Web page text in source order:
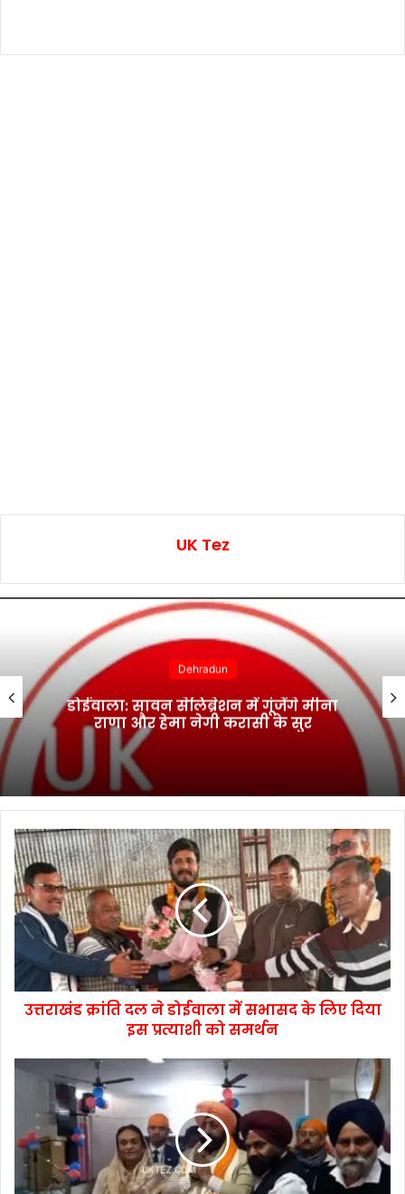
UK Tez
Dehradun
डोईवाला: सावन सेलिब्रेशन में गूंजेंगे मीना
राणा और हेमा नेगी करासी के सुर
उत्तराखंड क्रांति दल ने डोईवाला में सभासद के लिए दिया
इस प्रत्याशी को समर्थन